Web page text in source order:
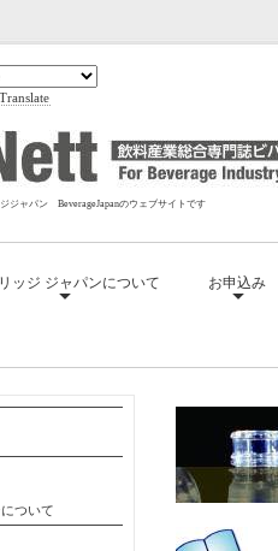
Translate
ジャパン BeverageJapanのウェブサイトです
ッジ ジャパンについて お申込み
ついて